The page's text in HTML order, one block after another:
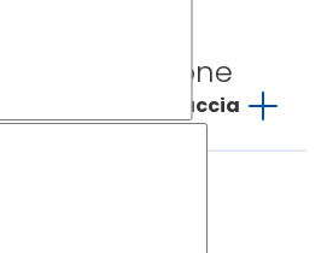
i vigili del fuoco e vi
da aggressione
in caso di minaccia
subito un supporto
dagli autori del